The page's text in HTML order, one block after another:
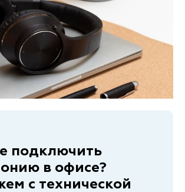
подключить
в офисе?
с технической